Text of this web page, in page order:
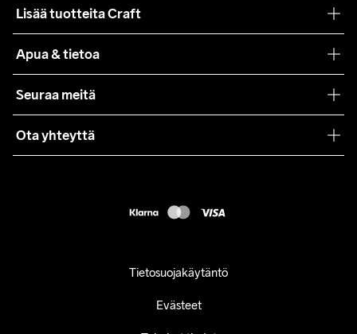
Lisää tuotteita Craft
Yhteistyöt
Lehdistö
Apua & tietoa
Käyttöehdot
Asiakaspalvelu
Seuraa meitä
Ota yhteyttä
Tietosuojakäytäntö
Evästeet